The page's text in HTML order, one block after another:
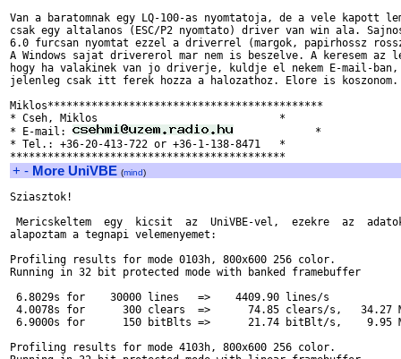
Van a baratomnak egy LQ-100-as nyomtatoja, de a vele kapott
csak egy altalanos (ESC/P2 nyomtato) driver van win ala.
6.0 furcsan nyomtat ezzel a driverrel (margok, papirhossz
A Windows sajat drivererol mar nem is beszelve. A keresem az
hogy ha valakinek van jo driverje, kuldje el nekem E-mail-
jelenleg csak itt ferek hozza a halozathoz. Elore is koszonom.
Miklos********************************************
* Cseh, Miklos                             *
* E-mail:
             *
* Tel.: +36-20-413-722 or +36-1-138-8471   *
+ - More UniVBE (mind)
Sziasztok!
Mericskeltem  egy  kicsit  az  UniVBE-vel,  ezekre  az
alapoztam a tegnapi velemenyemet:
Profiling results for mode 0103h, 800x600 256 color.
Running in 32 bit protected mode with banked framebuffer
6.8029s for    30000 lines   =>    4409.90 lines/s
4.0078s for      300 clears  =>      74.85 clears/s,   34.27
6.9000s for      150 bitBlts =>      21.74 bitBlt/s,    9.95
Profiling results for mode 4103h, 800x600 256 color.